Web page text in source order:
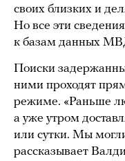
своих близких и
Но все эти
к базам данных
Поиски
ними проходят
режиме. «Раньше
а уже утром
или сутки. Мы
рассказывает